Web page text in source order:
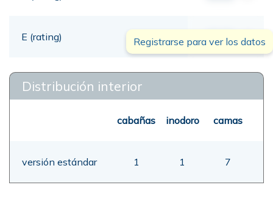
E (rating) 00,00 mt
Registrarse para ver los datos
Distribución interior
cabañas inodoro camas
versión estándar 1 1 7